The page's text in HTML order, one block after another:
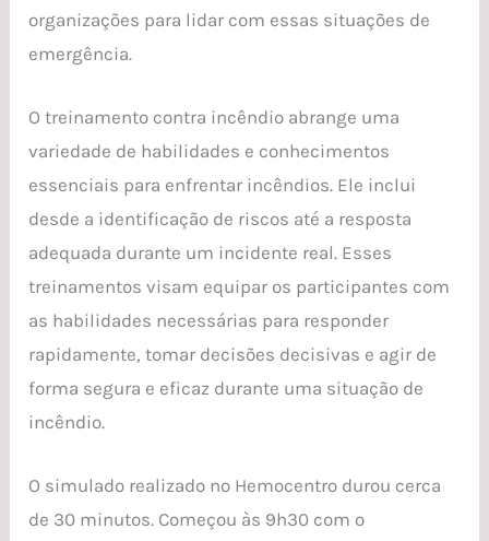
organizações para lidar com essas situações de
emergência.
O treinamento contra incêndio abrange uma
variedade de habilidades e conhecimentos
essenciais para enfrentar incêndios. Ele inclui
desde a identificação de riscos até a resposta
adequada durante um incidente real. Esses
treinamentos visam equipar os participantes com
as habilidades necessárias para responder
rapidamente, tomar decisões decisivas e agir de
forma segura e eficaz durante uma situação de
incêndio.
O simulado realizado no Hemocentro durou cerca
de 30 minutos. Começou às 9h30 com o